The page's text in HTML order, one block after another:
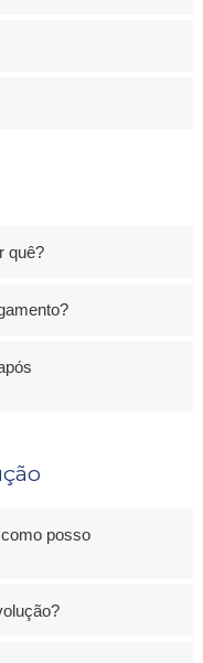
quê?
posso